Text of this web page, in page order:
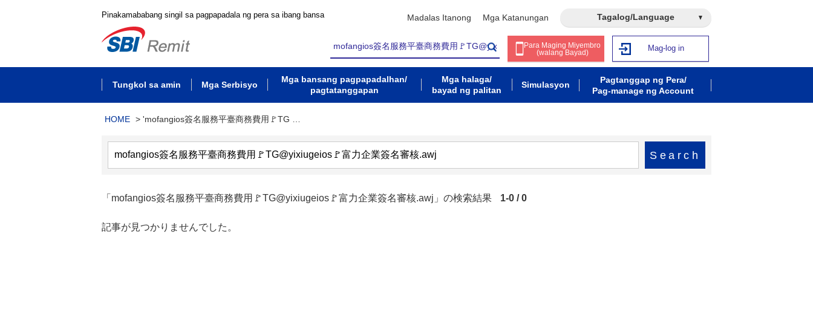
Pinakamababang singil sa pagpapadala ng pera sa ibang bansa Madalas Itanong Mga Katanungan Tagalog/Language
Para Maging Miyembro
(walang Bayad)
Mag-log in
Tungkol sa amin Mga Serbisyo
Mga bansang pagpapadalhan/
pagtatanggapan
Mga halaga/
bayad ng palitan
Simulasyon
Pagtanggap ng Pera/
Pag-manage ng Account
HOME > 'mofangios簽名服務平臺商務費用🚩TG …
Search
「mofangios簽名服務平臺商務費用🚩TG@yixiugeios🚩富力企業簽名審核.awj」の検索結果 1-0 / 0
記事が見つかりませんでした。